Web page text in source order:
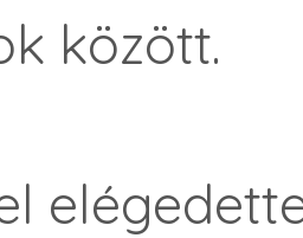
között.